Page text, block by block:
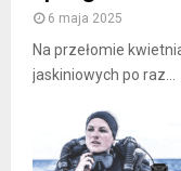
6 maja 2025
Na przełomie
jaskiniowych po raz...